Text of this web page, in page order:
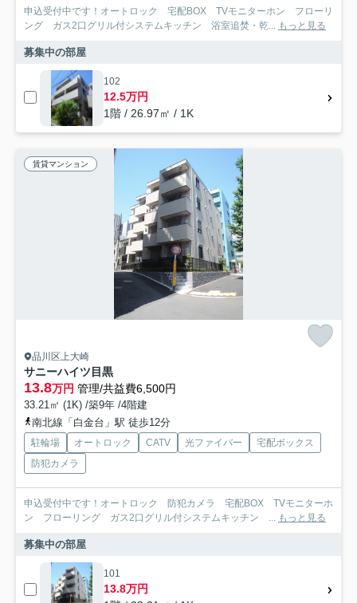
申込受付中です！オートロック 宅配BOX TVモニターホン フローリ
ング ガス2口グリル付システムキッチン 浴室追焚・乾... もっと見る
募集中の部屋
102
12.5万円
1階 / 26.97㎡ / 1K
賃貸マンション
品川区上大崎
サニーハイツ目黒
13.8万円 管理/共益費6,500円
33.21㎡ (1K) /築9年 /4階建
南北線「白金台」駅 徒歩12分
駐輪場 オートロック CATV 光ファイバー
宅配ボックス
防犯カメラ
申込受付中です！オートロック 防犯カメラ 宅配BOX TVモニターホ
ン フローリング ガス2口グリル付システムキッチン ... もっと見る
募集中の部屋
101
13.8万円